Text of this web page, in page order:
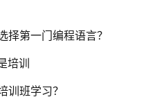
择第一门编程语言？
培训
训班学习？